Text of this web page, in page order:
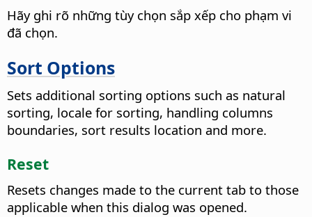
Hãy ghi rõ những tùy chọn sắp xếp cho phạm vi
đã chọn.
Sort Options
Sets additional sorting options such as natural
sorting, locale for sorting, handling columns
boundaries, sort results location and more.
Reset
Resets changes made to the current tab to those
applicable when this dialog was opened.